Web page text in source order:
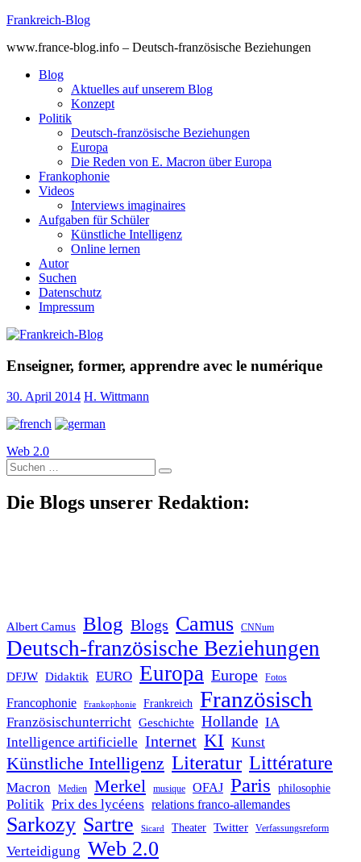
Skip
content
Frankreich-Blog
www.france-blog.info – Deutsch-französische Beziehungen
Blog
Aktuelles auf unserem Blog
Konzept
Politik
Deutsch-französische Beziehungen
Europa
Die Reden von E. Macron über Europa
Frankophonie
Videos
Interviews imaginaires
Aufgaben für Schüler
Künstliche Intelligenz
Online lernen
Autor
Suchen
Datenschutz
Impressum
Enseigner, former, apprendre avec le numérique
30. April 2014 H. Wittmann
Web 2.0
Suche
nach:
Die Blogs unserer Redaktion:
Albert Camus Blog Blogs Camus CNNum
Deutsch-französische Beziehungen
DFJW Didaktik EURO Europa Europe Fotos
Francophonie Frankophonie Frankreich Französisch
Französischunterricht Geschichte Hollande IA
Intelligence artificielle Internet KI Kunst
Künstliche Intelligenz Literatur Littérature
Macron Medien Merkel musique OFAJ Paris philosophie
Politik Prix des lycéens relations franco-allemandes
Sarkozy Sartre Sicard Theater Twitter Verfassungsreform
Verteidigung Web 2.0